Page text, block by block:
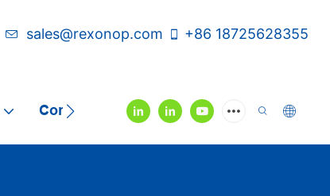
sales@rexonop.com +86 18725628355
Contate-Nos Vídeo